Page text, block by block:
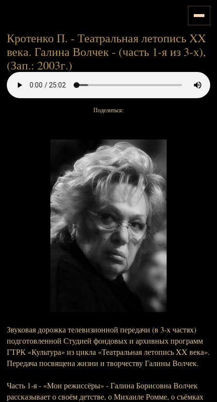
Кротенко П. - Театральная летопись XX
века. Галина Волчек - (часть 1-я из 3-х),
(Зап.: 2003г.)
Поделиться:
Звуковая дорожка телевизионной передачи (в 3-х частях)
подготовленной Студией фондовых и архивных программ
ГТРК «Культура» из цикла «Театральная летопись XX века».
Передача посвящена жизни и творчеству Галины Волчек.
Часть 1-я - «Мои режиссёры» - Галина Борисовна Волчек
рассказывает о своём детстве, о Михаиле Ромме, о съёмках